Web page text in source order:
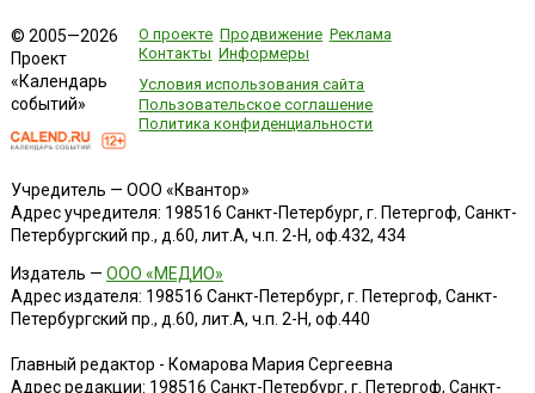
© 2005—2026
Проект
«Календарь
событий»
О проекте Продвижение Реклама
Контакты Информеры
Условия использования сайта
Пользовательское соглашение
Политика конфиденциальности
Учредитель — ООО «Квантор»
Адрес учредителя: 198516 Санкт-Петербург, г. Петергоф, Санкт-
Петербургский пр., д.60, лит.А, ч.п. 2-Н, оф.432, 434
Издатель — ООО «МЕДИО»
Адрес издателя: 198516 Санкт-Петербург, г. Петергоф, Санкт-
Петербургский пр., д.60, лит.А, ч.п. 2-Н, оф.440
Главный редактор - Комарова Мария Сергеевна
Адрес редакции: 198516 Санкт-Петербург, г. Петергоф, Санкт-